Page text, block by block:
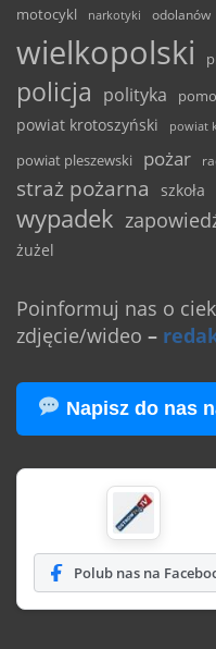
motocykl narkotyki odolanów
wielkopolski
policja polityka
powiat krotoszyński powiat
powiat pleszewski pożar
straż pożarna szkoła
wypadek
żużel
Poinformuj nas o
zdjęcie/wideo –
Napisz do nas
Polub nas na